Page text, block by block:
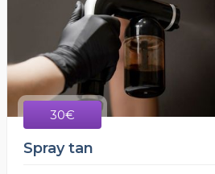
30€
Spray tan